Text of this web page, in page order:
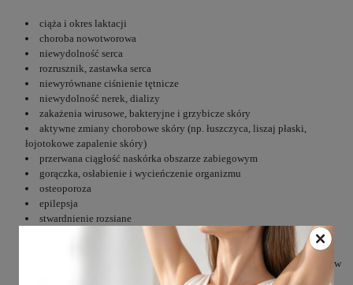
ciąża i okres laktacji
choroba nowotworowa
niewydolność serca
rozrusznik, zastawka serca
niewyrównane ciśnienie tętnicze
niewydolność nerek, dializy
zakażenia wirusowe, bakteryjne i grzybicze skóry
aktywne zmiany chorobowe skóry (np. łuszczyca, liszaj płaski,
łojotokowe zapalenie skóry)
przerwana ciągłość naskórka obszarze zabiegowym
gorączka, osłabienie i wycieńczenie organizmu
osteoporoza
epilepsja
stwardnienie rozsiane
obecność w okolicy zabiegowej ciał obcych metalicznych i implantów
zaburzenia krzepnięcia krwi